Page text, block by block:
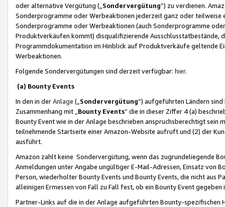
oder alternative Vergütung („ Sondervergütung”) zu verdienen.
Sonderprogramme oder Werbeaktionen jederzeit ganz oder
Sonderprogramme oder Werbeaktionen (auch Sonderprogramme
Produktverkäufen kommt) disqualifizierende Ausschlusstatbestände,
Programmdokumentation im Hinblick auf Produktverkäufe geltende
Werbeaktionen.
Folgende Sondervergütungen sind derzeit verfügbar: hier.
(a) Bounty Events
In den in derAnlage („ Sondervergütung“) aufgeführten Ländern
Zusammenhang mit „ Bounty Events“ die in dieser Ziffer 4 (a)
Bounty Event wie in der Anlage beschrieben anspruchsberechtigt sein
teilnehmende Startseite einer Amazon-Website aufruft und (2) der
ausführt.
Amazon zahlt keine Sondervergütung, wenn das zugrundeliegende
Anmeldungen unter Angabe ungültiger E-Mail-Adressen, Einsatz von
Person, wiederholter Bounty Events und Bounty Events, die nicht
alleinigen Ermessen von Fall zu Fall fest, ob ein Bounty Event
Partner-Links auf die in der Anlage aufgeführten Bounty-spezifischen